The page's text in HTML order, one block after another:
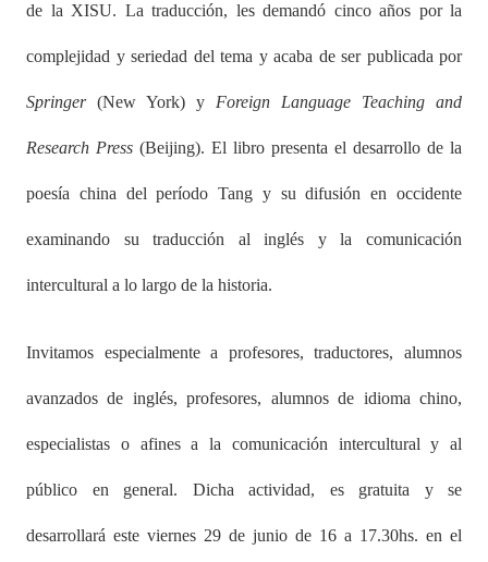
de la XISU. La traducción, les demandó cinco años por la
complejidad y seriedad del tema y acaba de ser publicada por
Springer (New York) y Foreign Language Teaching and
Research Press (Beijing). El libro presenta el desarrollo de la
poesía china del período Tang y su difusión en occidente
examinando su traducción al inglés y la comunicación
intercultural a lo largo de la historia.
Invitamos especialmente a profesores, traductores, alumnos
avanzados de inglés, profesores, alumnos de idioma chino,
especialistas o afines a la comunicación intercultural y al
público en general. Dicha actividad, es gratuita y se
desarrollará este viernes 29 de junio de 16 a 17.30hs. en el